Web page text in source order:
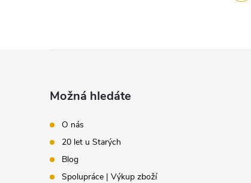
v
p
i
s
u
Možná hledáte
O nás
20 let u Starých
Blog
Spolupráce | Výkup zboží